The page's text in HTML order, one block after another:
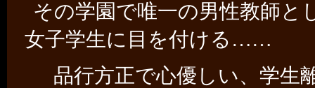
その学園で唯一の男性教師と
女子学生に目を付ける……
品行方正で心優しい、学生